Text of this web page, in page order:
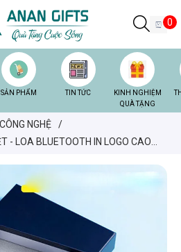
0
SẢN PHẨM TIN TỨC
KINH NGHIỆM
QUÀ TẶNG
NGHỆ
/
- LOA BLUETOOTH IN LOGO CAO